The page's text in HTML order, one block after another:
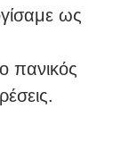
ως
πανικός